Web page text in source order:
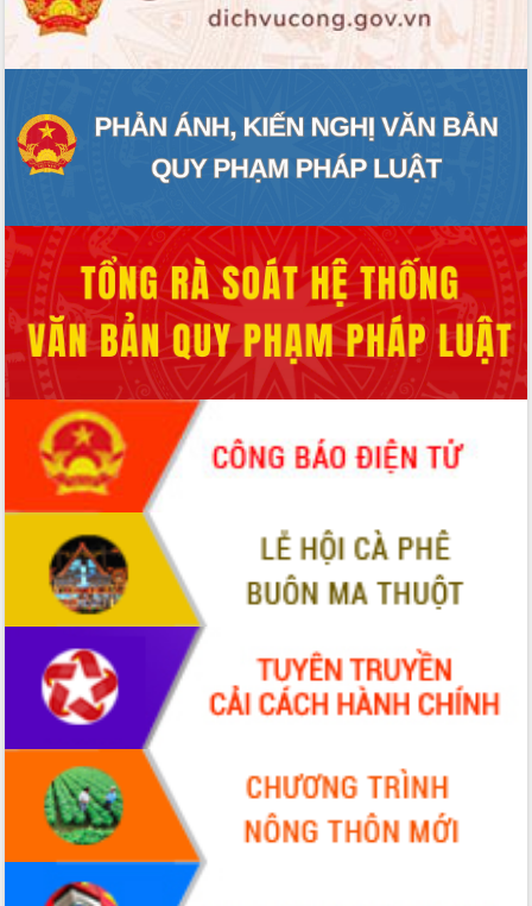
UBND tỉnh họp báo định kỳ tháng 4
năm 2026
Hội thảo khoa học “Giải pháp thúc đẩy
Đắk Lắk”
Tăng cường giám sát, đôn đốc thực
hiện nhiệm vụ quản lý tài sản công
Tháo gỡ những vướng mắc, đẩy mạnh
công tác cải cách thủ tục hành chính
tại Trung tâm Phục vụ hành chính
công tỉnh
Đắk Lắk: Tôn vinh 46 giải pháp tại Hội
thi Sáng tạo Kỹ thuật 2024 - 2025
Đắk Lắk rà soát, điều chỉnh Đề án 190
về phát triển nuôi trồng thủy sản
Phó Chủ tịch UBND tỉnh Đắk Lắk
Trương Công Thái kiểm tra thực địa
Dự án cao tốc Khánh Hòa - Buôn Ma
Thuột
Định vị cà phê Việt Nam như một “di
sản sống” trong dòng chảy toàn cầu
Xây dựng nông thôn mới: Nâng cao đời
sống người dân từ những mô hình thiết
Quyết liệt tháo gỡ vướng mắc, đẩy
nhanh tiến độ các dự án trọng điểm
trong Khu kinh tế Nam Phú Yên
Hòn Yến phát triển du lịch gắn với bảo
tồn biển
Lấy ý kiến điều chỉnh Quy hoạch tỉnh
Đắk Lắk thời kỳ 2021-2030, tầm nhìn
đến năm 2050
Phát động chiến dịch 30 ngày đêm